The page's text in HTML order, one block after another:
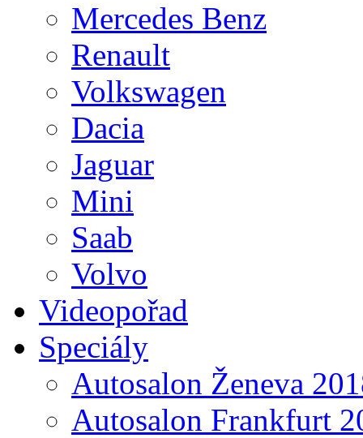
Mercedes Benz
Renault
Volkswagen
Dacia
Jaguar
Mini
Saab
Volvo
Videopořad
Speciály
Autosalon Ženeva
Autosalon Frankfurt